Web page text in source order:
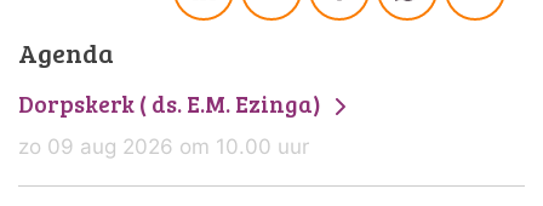
Agenda
Dorpskerk ( ds. E.M. Ezinga)
zo 09 aug 2026 om 10.00 uur